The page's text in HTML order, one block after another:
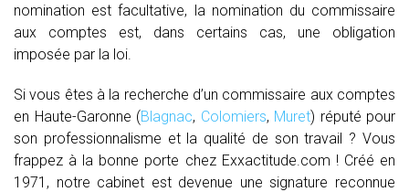
nomination est facultative, la nomination du commissaire
aux comptes est, dans certains cas, une obligation
imposée par la loi.
Si vous êtes à la recherche d’un commissaire aux comptes
en Haute-Garonne (Blagnac, Colomiers, Muret) réputé pour
son professionnalisme et la qualité de son travail ? Vous
frappez à la bonne porte chez Exxactitude.com ! Créé en
1971, notre cabinet est devenue une signature reconnue